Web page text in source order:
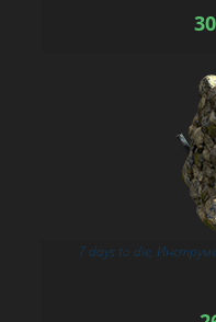
В
7 days to die,